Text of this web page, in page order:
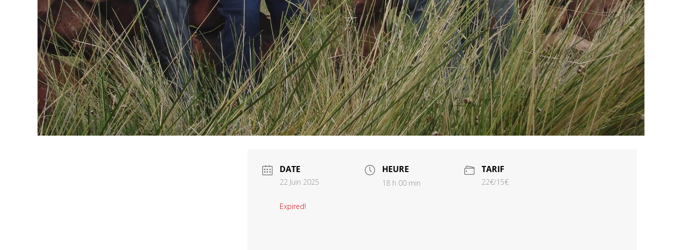
DATE
22 Juin 2025
Expired!
HEURE
18 h 00 min
TARIF
22€/15€